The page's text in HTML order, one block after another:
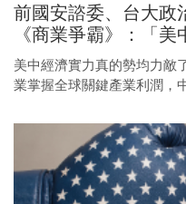
前國安諮委、台大政
《商業爭霸》：「美
了嗎？」
美中經濟實力真的勢均力敵
業掌握全球關鍵產業利潤，